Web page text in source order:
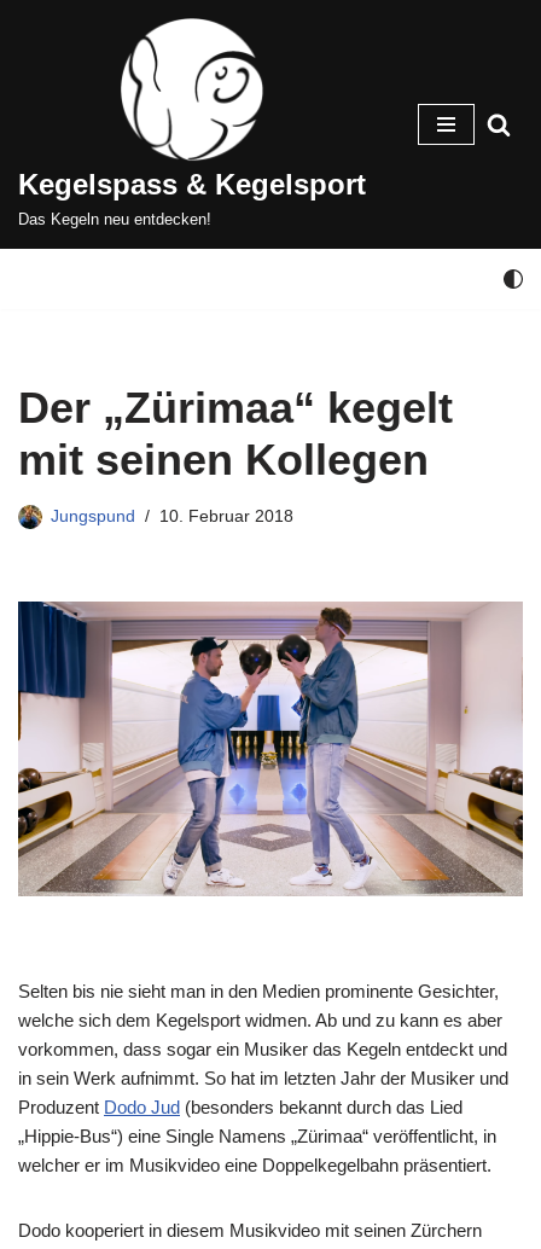
Kegelspass & Kegelsport
Das Kegeln neu entdecken!
Der „Zürimaa“ kegelt
mit seinen Kollegen
Jungspund 10. Februar 2018
Selten bis nie sieht man in den Medien prominente Gesichter,
welche sich dem Kegelsport widmen. Ab und zu kann es aber
vorkommen, dass sogar ein Musiker das Kegeln entdeckt und
in sein Werk aufnimmt. So hat im letzten Jahr der Musiker und
Produzent Dodo Jud (besonders bekannt durch das Lied
„Hippie-Bus“) eine Single Namens „Zürimaa“ veröffentlicht, in
welcher er im Musikvideo eine Doppelkegelbahn präsentiert.
Dodo kooperiert in diesem Musikvideo mit seinen Zürchern